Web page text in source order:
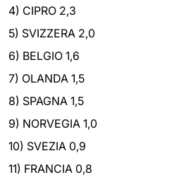
4) CIPRO 2,3
5) SVIZZERA 2,0
6) BELGIO 1,6
7) OLANDA 1,5
8) SPAGNA 1,5
9) NORVEGIA 1,0
10) SVEZIA 0,9
11) FRANCIA 0,8